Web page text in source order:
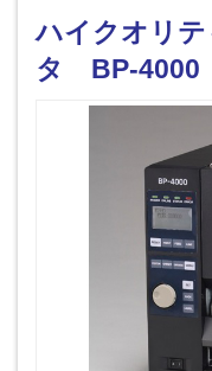
ハイクオリ
タ BP-4000